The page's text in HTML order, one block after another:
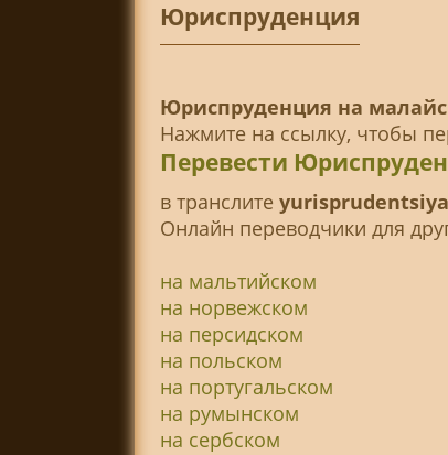
Юриспруденция
Юриспруденция на
Нажмите на ссылку, чтобы
Перевести
в транслитe yurisprudentsiya
Онлайн переводчики для
на мальтийском
на норвежском
на персидском
на польском
на португальском
на румынском
на сербском